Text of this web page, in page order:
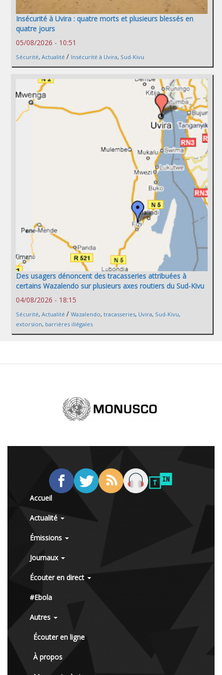
Insécurité à Uvira : quatre morts et plusieurs blessés en
quatre jours
05/08/2026 - 10:51
Sécurité, Actualité / Insécurité à Uvira, Sud-Kivu
Des usagers dénoncent des tracasseries attribuées à
certains Wazalendo sur plusieurs axes routiers du Sud-Kivu
04/08/2026 - 18:15
Sécurité, Actualité / Wazalendo, tracasseries, Uvira, Sud-Kivu,
extorsion, barrières illégales
Accueil
Actualité
Émissions
Journaux
Écouter en direct
#Ebola
Autres
Écouter en ligne
À propos